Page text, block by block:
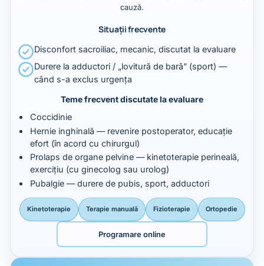
cauză.
Situații frecvente
Disconfort sacroiliac, mecanic, discutat la evaluare
Durere la adductori / „lovitură de bară” (sport) —
când s-a exclus urgența
Teme frecvent discutate la evaluare
Coccidinie
Hernie inghinală — revenire postoperator, educație
efort (în acord cu chirurgul)
Prolaps de organe pelvine — kinetoterapie perineală,
exercițiu (cu ginecolog sau urolog)
Pubalgie — durere de pubis, sport, adductori
Kinetoterapie Terapie manuală Fizioterapie Ortopedie
Programare online